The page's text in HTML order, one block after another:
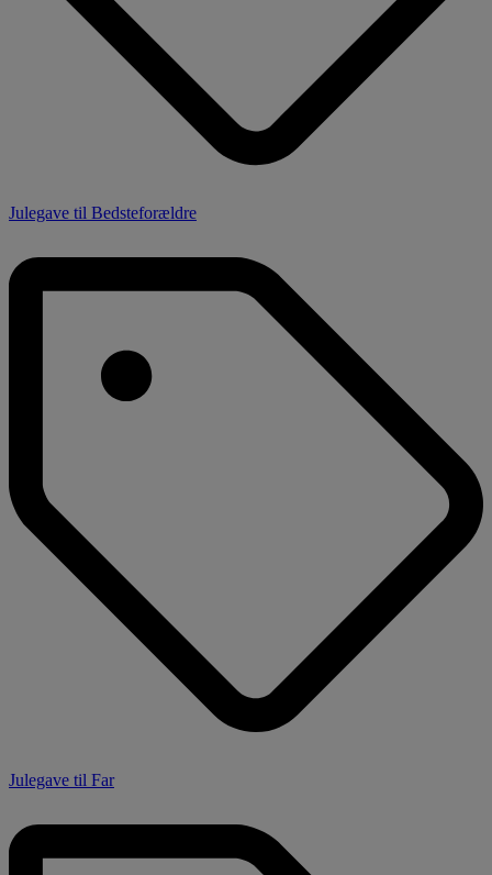
Julegave til Bedsteforældre
Julegave til Far